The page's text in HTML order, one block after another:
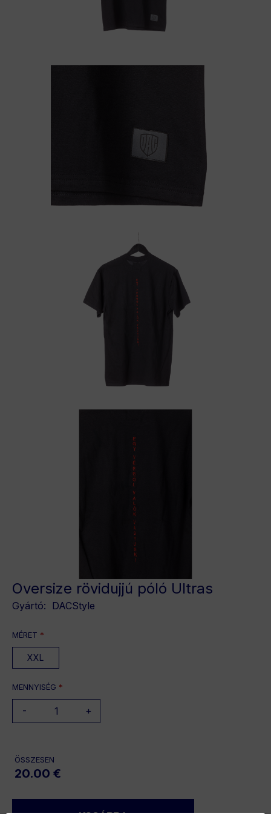
Oversize rövidujjú póló Ultras
Gyártó: DACStyle
MÉRET *
XXL
MENNYISÉG *
- +
ÖSSZESEN
20.00 €